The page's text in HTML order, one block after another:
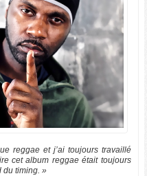
reggae et j’ai toujours travaillé
cet album reggae était toujours
du timing. »